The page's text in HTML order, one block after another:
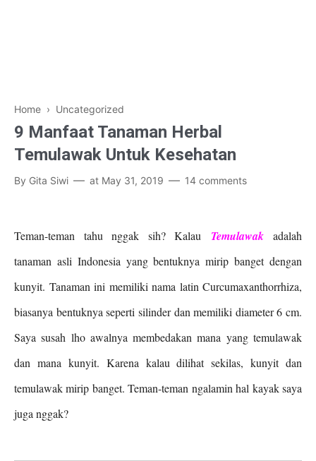
Home › Uncategorized
9 Manfaat Tanaman Herbal
Temulawak Untuk Kesehatan
By Gita Siwi at May 31, 2019 14 comments
Teman-teman tahu nggak sih? Kalau Temulawak adalah
tanaman asli Indonesia yang bentuknya mirip banget dengan
kunyit. Tanaman ini memiliki nama latin Curcumaxanthorrhiza,
biasanya bentuknya seperti silinder dan memiliki diameter 6 cm.
Saya susah lho awalnya membedakan mana yang temulawak
dan mana kunyit. Karena kalau dilihat sekilas, kunyit dan
temulawak mirip banget. Teman-teman ngalamin hal kayak saya
juga nggak?